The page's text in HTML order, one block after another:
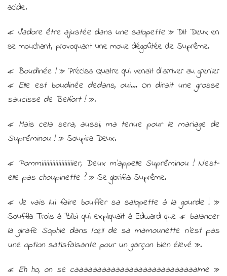
acide.
« J’adore être ajustée dans une salopette » Dit Deux en
se mouchant, provoquant une moue dégoûtée de Suprême.
« Boudinée !» Précisa Quatre qui venait d’arriver au grenier
« Elle est boudinée dedans, oui…. On dirait une grosse
saucisse de Belfort !».
« Mais cela sera, aussi, ma tenue pour le mariage de
Suprêminou !» Soupira Deux.
« Pommiiiiiiiiiiiiiiiiiiiiier, Deux m’appelle Suprêminou ! N’est-
elle pas choupinette ?» Se glorifia Suprême.
« Je vais lui faire bouffer sa salopette à la gourde ! »
Souffla Trois à Bibi qui expliquait à Edward que « balancer
la girafe Sophie dans l’œil de sa mamounette n’est pas
une option satisfaisante pour un garçon bien élevé ».
« Eh ho, on se caaaaaaaaaaaaaaaaaaaaaaaaaaalme »